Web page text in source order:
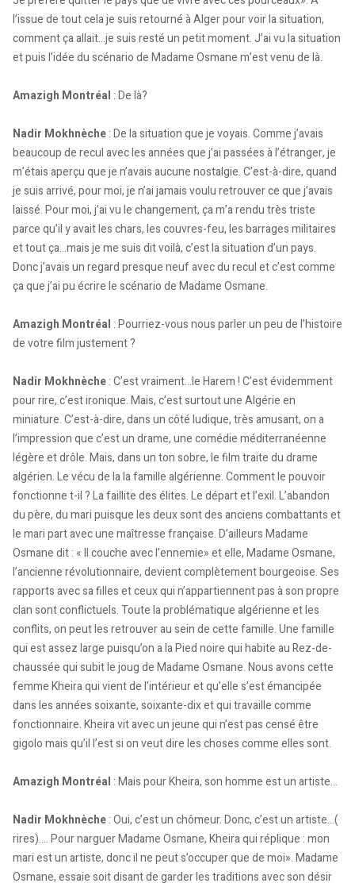
l’issue de tout cela je suis retourné à Alger pour voir la situation,
comment ça allait…je suis resté un petit moment. J’ai vu la situation
et puis l’idée du scénario de Madame Osmane m’est venu de là.
Amazigh Montréal : De là?
Nadir Mokhnèche: De la situation que je voyais. Comme j’avais
beaucoup de recul avec les années que j’ai passées à l’étranger, je
m’étais aperçu que je n’avais aucune nostalgie. C’est-à-dire, quand
je suis arrivé, pour moi, je n’ai jamais voulu retrouver ce que j’avais
laissé. Pour moi, j’ai vu le changement, ça m’a rendu très triste
parce qu’il y avait les chars, les couvres-feu, les barrages militaires
et tout ça…mais je me suis dit voilà, c’est la situation d’un pays.
Donc j’avais un regard presque neuf avec du recul et c’est comme
ça que j’ai pu écrire le scénario de Madame Osmane.
Amazigh Montréal : Pourriez-vous nous parler un peu de l’histoire
de votre film justement ?
Nadir Mokhnèche: C’est vraiment…le Harem ! C’est évidemment
pour rire, c’est ironique. Mais, c’est surtout une Algérie en
miniature. C’est-à-dire, dans un côté ludique, très amusant, on a
l’impression que c’est un drame, une comédie méditerranéenne
légère et drôle. Mais, dans un ton sobre, le film traite du drame
algérien. Le vécu de la la famille algérienne. Comment le pouvoir
fonctionne t-il ? La faillite des élites. Le départ et l’exil. L’abandon
du père, du mari puisque les deux sont des anciens combattants et
le mari part avec une maîtresse française. D’ailleurs Madame
Osmane dit : « Il couche avec l’ennemie» et elle, Madame Osmane,
l’ancienne révolutionnaire, devient complètement bourgeoise. Ses
rapports avec sa filles et ceux qui n’appartiennent pas à son propre
clan sont conflictuels. Toute la problématique algérienne et les
conflits, on peut les retrouver au sein de cette famille. Une famille
qui est assez large puisqu’on a la Pied noire qui habite au Rez-de-
chaussée qui subit le joug de Madame Osmane. Nous avons cette
femme Kheira qui vient de l’intérieur et qu’elle s’est émancipée
dans les années soixante, soixante-dix et qui travaille comme
fonctionnaire. Kheira vit avec un jeune qui n’est pas censé être
gigolo mais qu’il l’est si on veut dire les choses comme elles sont.
Amazigh Montréal : Mais pour Kheira, son homme est un artiste…
Nadir Mokhnèche: Oui, c’est un chômeur. Donc, c’est un artiste…(
rires)…. Pour narguer Madame Osmane, Kheira qui réplique : mon
mari est un artiste, donc il ne peut s’occuper que de moi». Madame
Osmane, essaie soit disant de garder les traditions avec son désir